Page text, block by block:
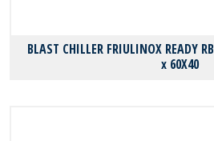
BLAST CHILLER FRIULINOX READY
x 60X40